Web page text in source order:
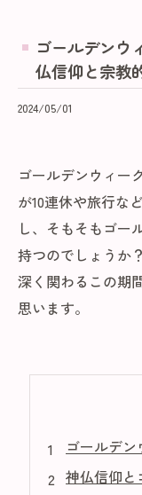
ゴールデンウ
仏信仰と宗教
2024/05/01
ゴールデンウィー
が10連休や旅行な
し、そもそもゴー
持つのでしょうか
深く関わるこの期
思います。
ゴールデン
神仏信仰と